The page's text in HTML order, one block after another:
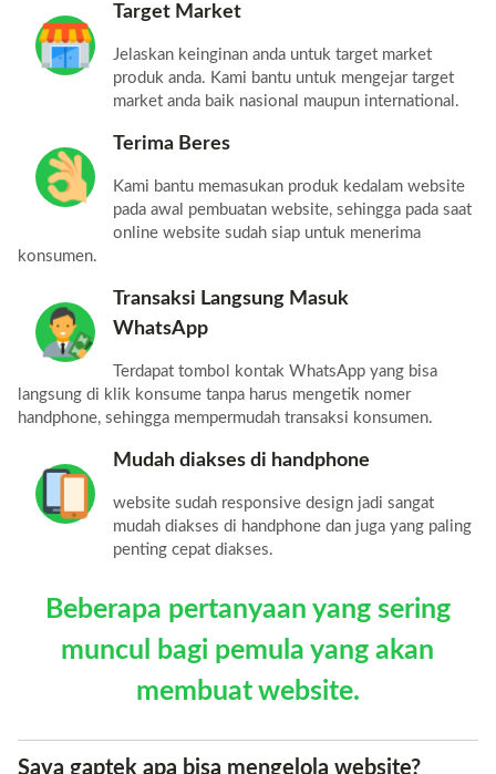
Target Market
Jelaskan keinginan anda untuk target market
produk anda. Kami bantu untuk mengejar target
market anda baik nasional maupun international.
Terima Beres
Kami bantu memasukan produk kedalam website
pada awal pembuatan website, sehingga pada saat
online website sudah siap untuk menerima
konsumen.
Transaksi Langsung Masuk
WhatsApp
Terdapat tombol kontak WhatsApp yang bisa
langsung di klik konsume tanpa harus mengetik nomer
handphone, sehingga mempermudah transaksi konsumen.
Mudah diakses di handphone
website sudah responsive design jadi sangat
mudah diakses di handphone dan juga yang paling
penting cepat diakses.
Beberapa pertanyaan yang sering
muncul bagi pemula yang akan
membuat website.
Saya gaptek apa bisa mengelola website?